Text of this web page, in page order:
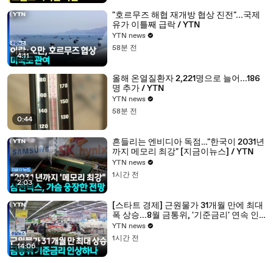
4:11
"호르무즈 해협 재개방 협상 진전"...국제
유가 이틀째 급락 / YTN
YTN news
58분 전
0:44
올해 온열질환자 2,221명으로 늘어...186
명 추가 / YTN
YTN news
58분 전
2:03
흔들리는 엔비디아 독점…"한국이 2031년
까지 메모리 최강" [지금이뉴스] / YTN
YTN news
1시간 전
14:06
[스타트 경제] 근원물가 31개월 만에 최대
폭 상승...8월 금통위, '기준금리' 연속 인
상하나 / YTN
YTN news
1시간 전